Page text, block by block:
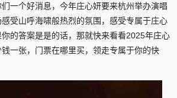
一个好消息，今年庄心妍要来杭州举办演唱
受山呼海啸般热烈的氛围，感受专属于庄心
的答案是是的话，那就快来看看2025年庄心
一张，门票在哪里买，领走专属于你的快